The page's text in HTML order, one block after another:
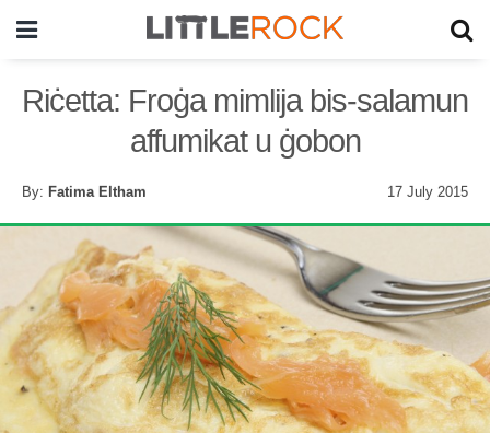
Riċetta: Froġa mimlija bis-salamun
affumikat u ġobon
By: Fatima Eltham 17 July 2015